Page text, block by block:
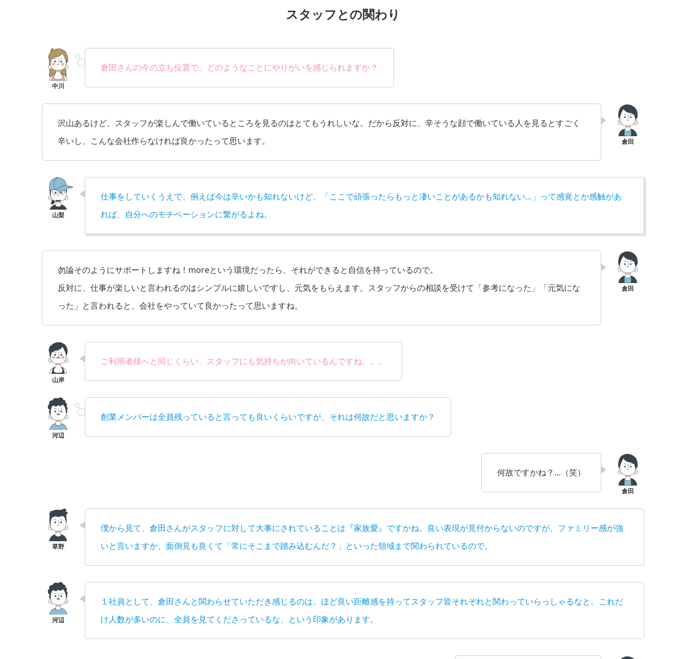
スタッフとの関わり
倉田さんの今の立ち位置で、どのようなことにやりがいを感じられますか？
沢山あるけど、スタッフが楽しんで働いているところを見るのはとてもうれしいな。だから反対に、辛そうな顔で働いている人を見るとすごく
辛いし、こんな会社作らなければ良かったって思います。
仕事をしていくうえで、例えば今は辛いかも知れないけど、「ここで頑張ったらもっと凄いことがあるかも知れない…」って感覚とか感触があ
れば、自分へのモチベーションに繋がるよね。
勿論そのようにサポートしますね！moreという環境だったら、それができると自信を持っているので。
反対に、仕事が楽しいと言われるのはシンプルに嬉しいですし、元気をもらえます。スタッフからの相談を受けて「参考になった」「元気にな
った」と言われると、会社をやっていて良かったって思いますね。
ご利用者様へと同じくらい、スタッフにも気持ちが向いているんですね。。。
創業メンバーは全員残っていると言っても良いくらいですが、それは何故だと思いますか？
何故ですかね？…（笑）
僕から見て、倉田さんがスタッフに対して大事にされていることは『家族愛』ですかね。良い表現が見付からないのですが、ファミリー感が強
いと言いますか、面倒見も良くて「常にそこまで踏み込むんだ？」といった領域まで関わられているので。
１社員として、倉田さんと関わらせていただき感じるのは、ほど良い距離感を持ってスタッフ皆それぞれと関わっていらっしゃるなと。これだ
け人数が多いのに、全員を見てくださっているな、という印象があります。